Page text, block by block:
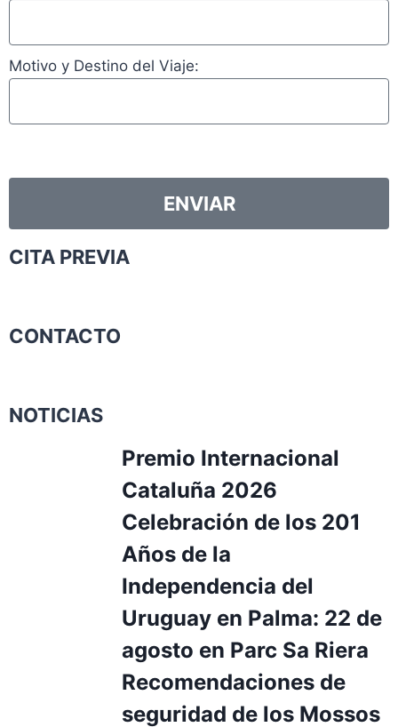
Motivo y Destino del Viaje:
ENVIAR
CITA PREVIA
CONTACTO
NOTICIAS
Premio Internacional
Cataluña 2026
Celebración de los 201
Años de la
Independencia del
Uruguay en Palma: 22 de
agosto en Parc Sa Riera
Recomendaciones de
seguridad de los Mossos